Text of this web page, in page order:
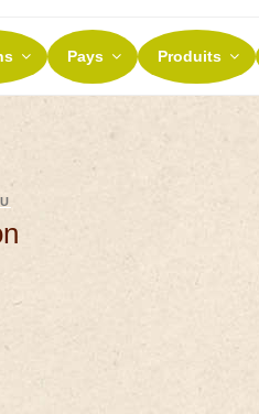
ET TERROIRS
nos terroirs
Pays Produits